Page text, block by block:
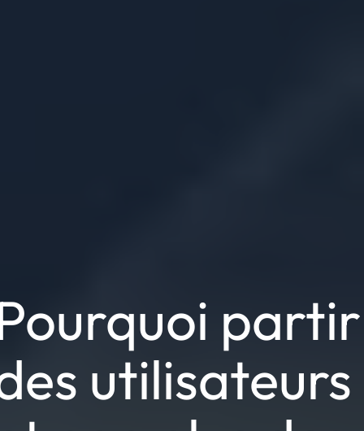
partir
utilisateurs